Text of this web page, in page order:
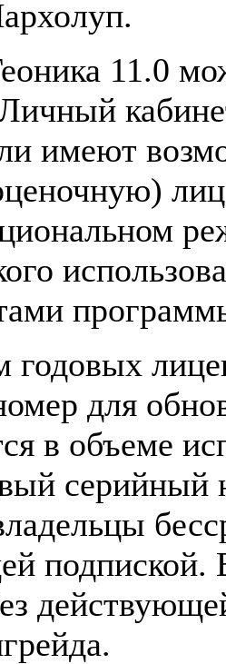
11.0
имеют
годовых
для
в объеме
серийный
подпиской.